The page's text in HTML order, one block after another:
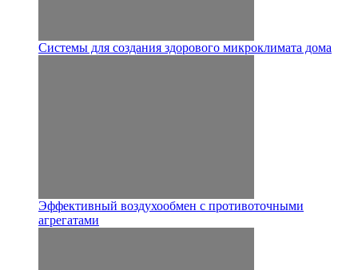
Системы для создания здорового микроклимата дома
Эффективный воздухообмен с противоточными
агрегатами